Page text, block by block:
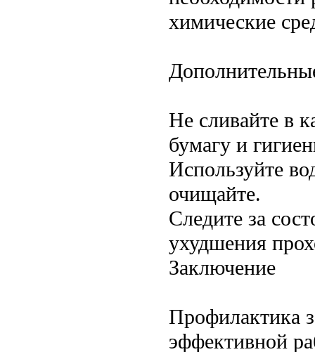
химические
Не сливайте в
бумагу и
Используйте
очищайте.
Следите за
ухудшения
Заключение
Профилактика
эффективной